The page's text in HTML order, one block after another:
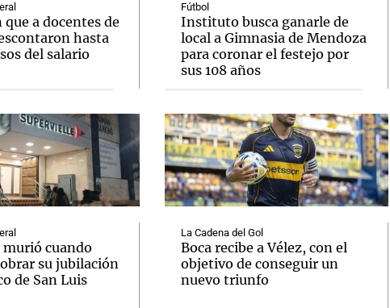
a docentes de
hasta
del salario
cuando
su jubilación
de San Luis
Fútbol
Instituto busca ganarle de
local a Gimnasia de Mendoza
para coronar el festejo por
sus 108 años
La Cadena del Gol
Boca recibe a Vélez, con el
objetivo de conseguir un
nuevo triunfo
El huracán de Arequito
Notas
Cadena 3 en Groenlandia